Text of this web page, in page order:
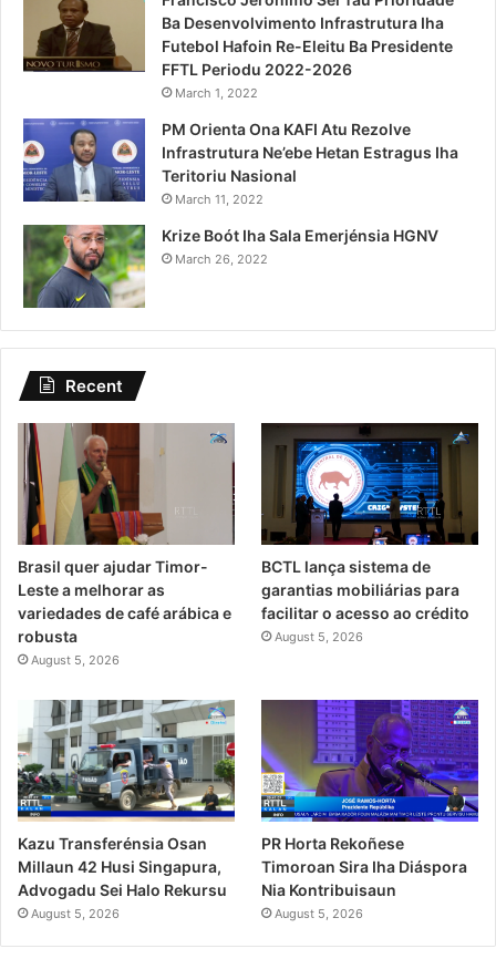
Ba Desenvolvimento Infrastrutura Iha
Futebol Hafoin Re-Eleitu Ba Presidente
FFTL Periodu 2022-2026
March 1, 2022
PM Orienta Ona KAFI Atu Rezolve
Infrastrutura Ne’ebe Hetan Estragus Iha
Teritoriu Nasional
March 11, 2022
Krize Boót Iha Sala Emerjénsia HGNV
March 26, 2022
Recent
Brasil quer ajudar Timor-
Leste a melhorar as
variedades de café arábica e
robusta
August 5, 2026
BCTL lança sistema de
garantias mobiliárias para
facilitar o acesso ao crédito
August 5, 2026
Kazu Transferénsia Osan
Millaun 42 Husi Singapura,
Advogadu Sei Halo Rekursu
August 5, 2026
PR Horta Rekoñese
Timoroan Sira Iha Diáspora
Nia Kontribuisaun
August 5, 2026